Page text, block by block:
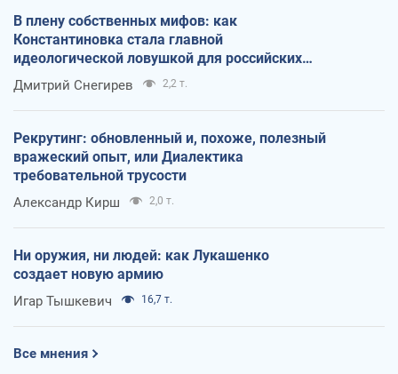
В плену собственных мифов: как
Константиновка стала главной
идеологической ловушкой для российских
оккупантов
Дмитрий Снегирев 2,2 т.
Рекрутинг: обновленный и, похоже, полезный
вражеский опыт, или Диалектика
требовательной трусости
Александр Кирш 2,0 т.
Ни оружия, ни людей: как Лукашенко
создает новую армию
Игар Тышкевич 16,7 т.
Все мнения